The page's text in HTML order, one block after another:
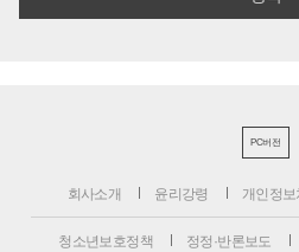
PC버전
회사소개 윤리강령 개인정
청소년보호정책 정정·반론보도